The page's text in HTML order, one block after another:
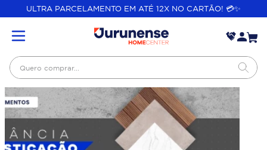
ULTRA PARCELAMENTO EM ATÉ 12X NO CARTÃO! 💳✨
Quero comprar...